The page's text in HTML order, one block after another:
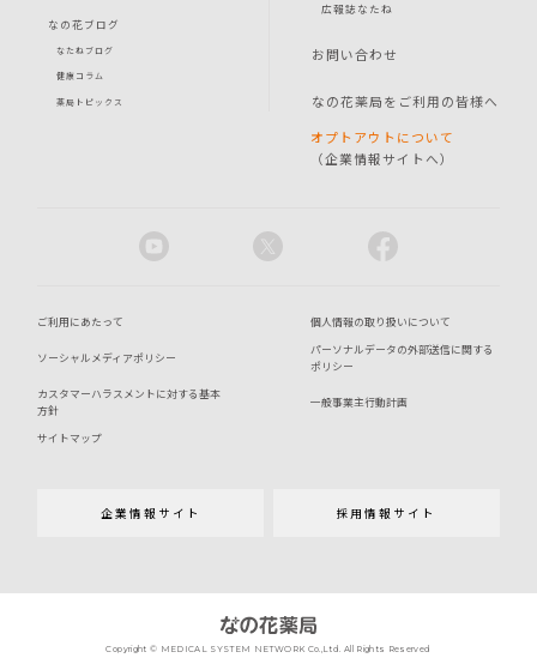
なの花ブログ
なたねブログ
健康コラム
薬局トピックス
広報誌なたね
お問い合わせ
なの花薬局をご利用の皆様へ
オプトアウトについて
（企業情報サイトへ）
企業情報サイト 採用情報サイト
ご利用にあたって 個人情報の取り扱いについて
ソーシャルメディアポリシー
パーソナルデータの外部送信に関する
ポリシー
カスタマーハラスメントに対する基本
方針
一般事業主行動計画
サイトマップ
Copyright © MEDICAL SYSTEM NETWORK Co.,Ltd. All Rights Reserved